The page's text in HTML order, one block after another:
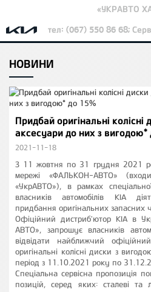
«УКРАВТО
тел: (067) 550 86 68;
НОВИНИ
Придбай оригінальні колісні
аксесуари до них з вигодою*
2021-11-18
З 11 жовтня по 31 грудня 2021
мережі «ФАЛЬКОН-АВТО»
«УкрАВТО»), в рамках
власників автомобілів KIA
придбання оригінальних запасних
Офіційний дистриб'ютор KIA в
АВТО», запрошує власників
відвідати найближчий
оригінальні колісні диски з
період з 11.10.2021 року по
Спеціальна сервісна пропозиція
позицій, серед яких: сталеві та